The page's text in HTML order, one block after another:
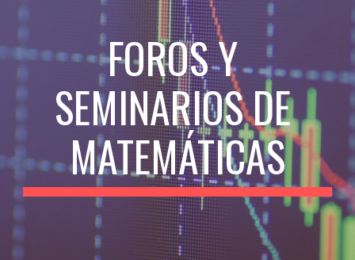
FOROS Y
SEMINARIOS DE
MATEMÁTICAS